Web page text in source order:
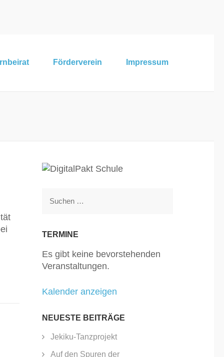
Förderverein Impressum
Suchen
TERMINE
Es gibt keine bevorstehenden
Veranstaltungen.
Kalender anzeigen
NEUESTE BEITRÄGE
Jekiku-Tanzprojekt
Auf den Spuren der